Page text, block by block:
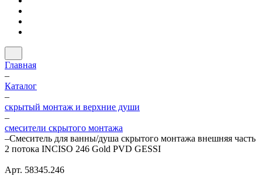
Главная
–
Каталог
–
скрытый монтаж и верхние души
–
смесители скрытого монтажа
–Смеситель для ванны/душа скрытого монтажа внешняя часть
2 потока INCISO 246 Gold PVD GESSI
Арт. 58345.246